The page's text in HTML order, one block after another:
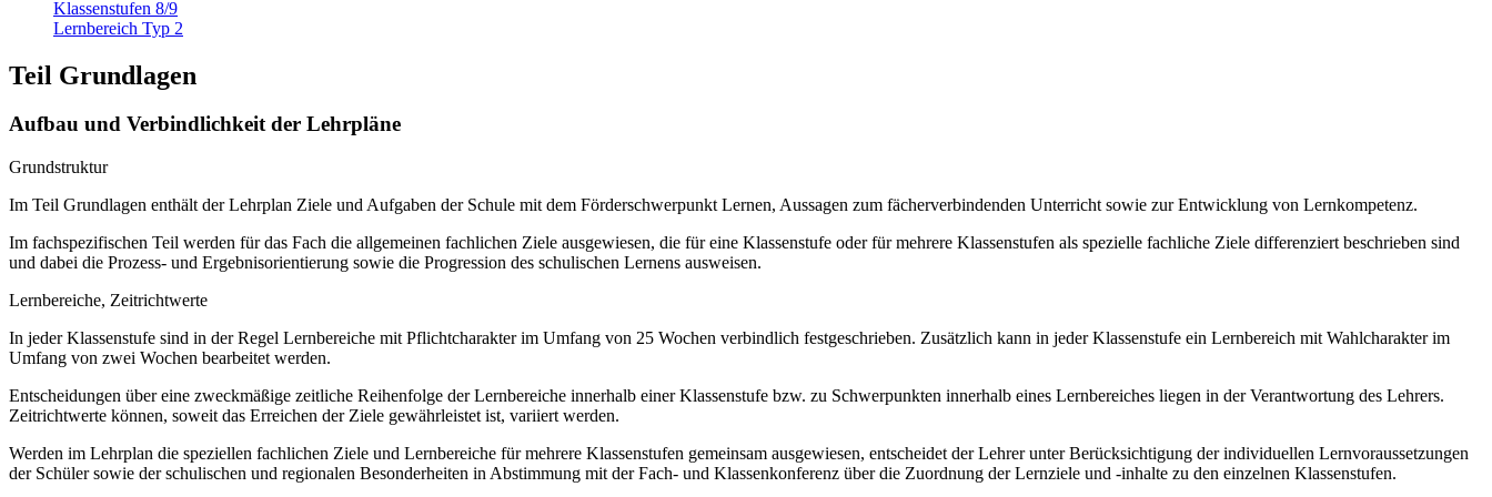
Klassenstufen 8/9
Lernbereich Typ 2
Teil Grundlagen
Aufbau und Verbindlichkeit der Lehrpläne
Grundstruktur
Im Teil Grundlagen enthält der Lehrplan Ziele und Aufgaben der Schule mit dem Förderschwerpunkt Lernen, Aussagen zum fächerverbindenden Unterricht sowie zur Entwicklung von Lernkompetenz.
Im fachspezifischen Teil werden für das Fach die allgemeinen fachlichen Ziele ausgewiesen, die für eine Klassenstufe oder für mehrere Klassenstufen als spezielle fachliche Ziele differenziert beschrieben sind
und dabei die Prozess- und Ergebnisorientierung sowie die Progression des schulischen Lernens ausweisen.
Lernbereiche, Zeitrichtwerte
In jeder Klassenstufe sind in der Regel Lernbereiche mit Pflichtcharakter im Umfang von 25 Wochen verbindlich festgeschrieben. Zusätzlich kann in jeder Klassenstufe ein Lernbereich mit Wahlcharakter im
Umfang von zwei Wochen bearbeitet werden.
Entscheidungen über eine zweckmäßige zeitliche Reihenfolge der Lernbereiche innerhalb einer Klassenstufe bzw. zu Schwerpunkten innerhalb eines Lernbereiches liegen in der Verantwortung des Lehrers.
Zeitrichtwerte können, soweit das Erreichen der Ziele gewährleistet ist, variiert werden.
Werden im Lehrplan die speziellen fachlichen Ziele und Lernbereiche für mehrere Klassenstufen gemeinsam ausgewiesen, entscheidet der Lehrer unter Berücksichtigung der individuellen Lernvoraussetzungen
der Schüler sowie der schulischen und regionalen Besonderheiten in Abstimmung mit der Fach- und Klassenkonferenz über die Zuordnung der Lernziele und -inhalte zu den einzelnen Klassenstufen.